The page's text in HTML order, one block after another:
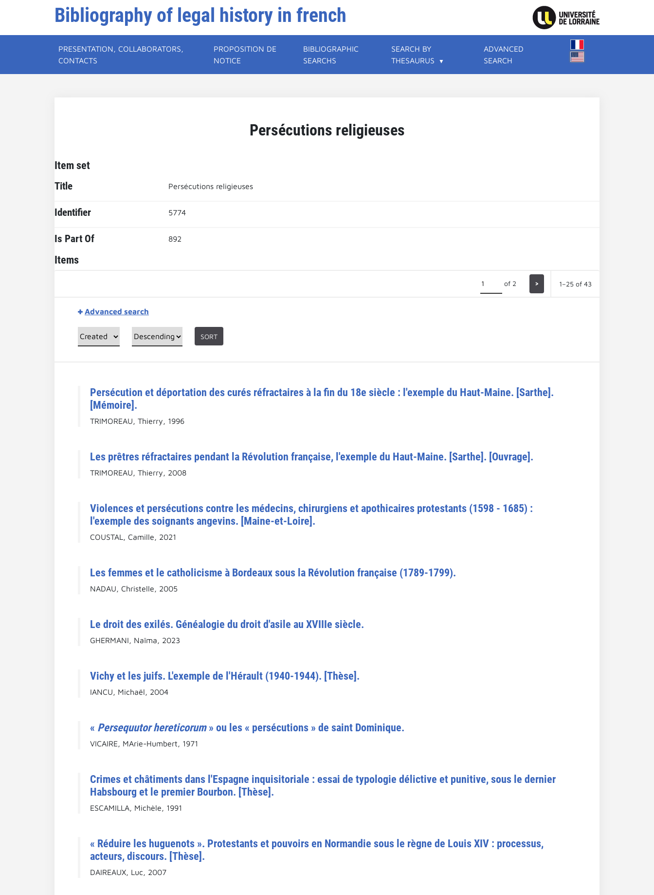
Bibliography of legal history in french
PRESENTATION, COLLABORATORS,
CONTACTS
PROPOSITION DE
NOTICE
BIBLIOGRAPHIC
SEARCHS
SEARCH BY
THESAURUS
ADVANCED
SEARCH
Persécutions religieuses
Item set
Title Persécutions religieuses
Identifier 5774
Is Part Of 892
Items
of 2 > 1–25 of 43
Advanced search
SORT
Persécution et déportation des curés réfractaires à la fin du 18e siècle : l'exemple du Haut-Maine. [Sarthe].
[Mémoire].
TRIMOREAU, Thierry, 1996
Les prêtres réfractaires pendant la Révolution française, l'exemple du Haut-Maine. [Sarthe]. [Ouvrage].
TRIMOREAU, Thierry, 2008
Violences et persécutions contre les médecins, chirurgiens et apothicaires protestants (1598 - 1685) :
l'exemple des soignants angevins. [Maine-et-Loire].
COUSTAL, Camille, 2021
Les femmes et le catholicisme à Bordeaux sous la Révolution française (1789-1799).
NADAU, Christelle, 2005
Le droit des exilés. Généalogie du droit d'asile au XVIIIe siècle.
GHERMANI, Naïma, 2023
Vichy et les juifs. L'exemple de l'Hérault (1940-1944). [Thèse].
IANCU, Michaël, 2004
« Persequutor hereticorum» ou les « persécutions » de saint Dominique.
VICAIRE, MArie-Humbert, 1971
Crimes et châtiments dans l'Espagne inquisitoriale : essai de typologie délictive et punitive, sous le dernier
Habsbourg et le premier Bourbon. [Thèse].
ESCAMILLA, Michèle, 1991
« Réduire les huguenots ». Protestants et pouvoirs en Normandie sous le règne de Louis XIV : processus,
acteurs, discours. [Thèse].
DAIREAUX, Luc, 2007